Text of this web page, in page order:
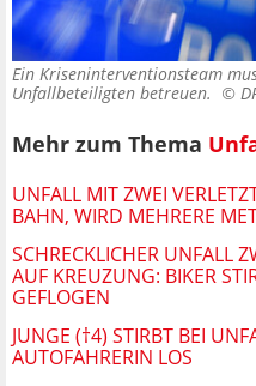
Ein Kriseninterventionsteam
Unfallbeteiligten betreuen. ©
Mehr zum Thema
UNFALL MIT ZWEI
BAHN, WIRD MEHRERE
SCHRECKLICHER UNFALL
AUF KREUZUNG: BIKER
GEFLOGEN
JUNGE (†4) STIRBT BEI
AUTOFAHRERIN LOS